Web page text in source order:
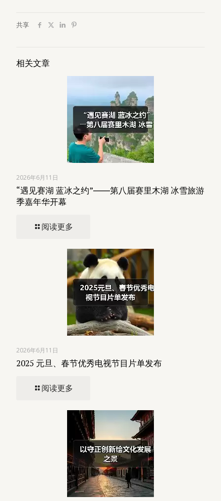
共享
相关文章
2026年6月11日
“遇见赛湖 蓝冰之约”――第八届赛里木湖 冰雪旅游
季嘉年华开幕
阅读更多
2026年6月11日
2025 元旦、春节优秀电视节目片单发布
阅读更多